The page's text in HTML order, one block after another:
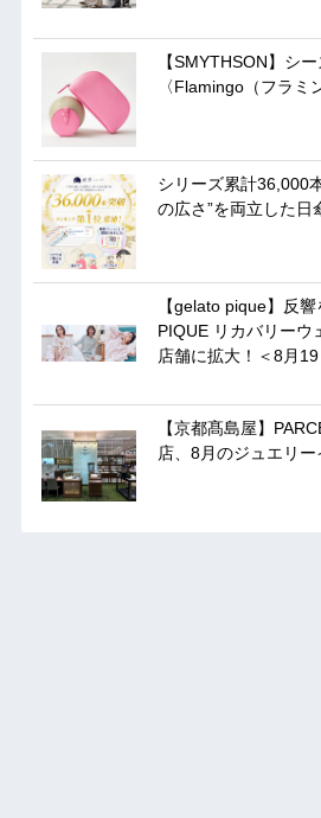
【SMYTHSON】シ
〈Flamingo（フラミ
シリーズ累計36,000
の広さ”を両立した日
【gelato pique】反
PIQUE リカバリーウ
店舗に拡大！＜8月
【京都髙島屋】
店、8月のジュエリ